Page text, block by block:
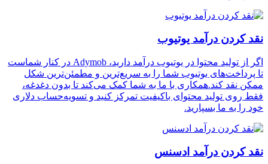
نقد کردن درآمد یوتیوب
اگر از تولید محتوا در یوتیوب درآمد دارید، Adymob در کنار شماست
تا پرداخت‌های یوتیوب شما را به سریع‌ترین و مطمئن‌ترین شکل
ممکن نقد کند.همکاری با ما به شما کمک می‌کند تا بدون دغدغه،
فقط روی تولید محتوای باکیفیت تمرکز کنید و تسویه‌حساب دلاری
خود را به ما بسپارید.
نقد کردن درآمد ادسنس